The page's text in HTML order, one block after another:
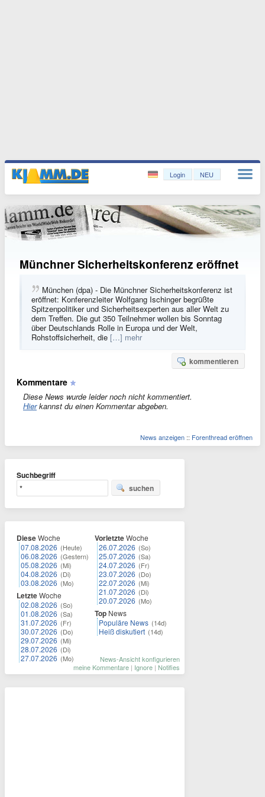
Login NEU
Münchner Sicherheitskonferenz eröffnet
München (dpa) - Die Münchner Sicherheitskonferenz ist
eröffnet: Konferenzleiter Wolfgang Ischinger begrüßte
Spitzenpolitiker und Sicherheitsexperten aus aller Welt zu
dem Treffen. Die gut 350 Teilnehmer wollen bis Sonntag
über Deutschlands Rolle in Europa und der Welt,
Rohstoffsicherheit, die […] mehr
kommentieren
Kommentare
Diese News wurde leider noch nicht kommentiert.
Hierkannst du einen Kommentar abgeben.
News anzeigen :: Forenthread eröffnen
Suchbegriff
suchen
DieseWoche
07.08.2026 (Heute)
06.08.2026 (Gestern)
05.08.2026 (Mi)
04.08.2026 (Di)
03.08.2026 (Mo)
LetzteWoche
02.08.2026 (So)
01.08.2026 (Sa)
31.07.2026 (Fr)
30.07.2026 (Do)
29.07.2026 (Mi)
28.07.2026 (Di)
27.07.2026 (Mo)
VorletzteWoche
26.07.2026 (So)
25.07.2026 (Sa)
24.07.2026 (Fr)
23.07.2026 (Do)
22.07.2026 (Mi)
21.07.2026 (Di)
20.07.2026 (Mo)
Top News
Populäre News (14d)
Heiß diskutiert (14d)
News-Ansicht konfigurieren
meine Kommentare | Ignore | Notifies